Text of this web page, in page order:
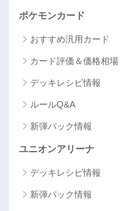
ポケモンカード
おすすめ汎用カード
カード評価＆価格相場
デッキレシピ情報
ルールQ&A
新弾パック情報
ユニオンアリーナ
デッキレシピ情報
新弾パック情報